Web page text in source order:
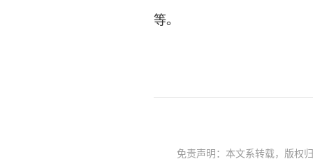
等。
免责声明：本文系转载，版权